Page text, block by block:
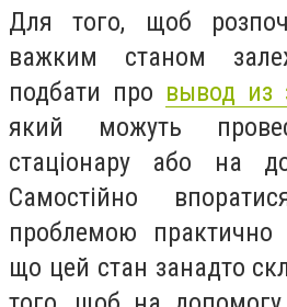
Для того, щоб
важким станом
подбати про вывод из
який можуть
стаціонару або на
Самостійно
проблемою практично
що цей стан занадто